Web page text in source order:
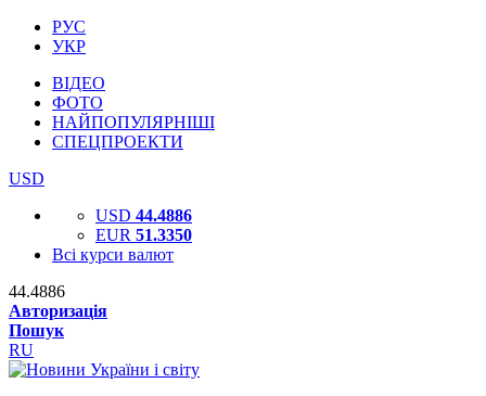
РУС
УКР
ВІДЕО
ФОТО
НАЙПОПУЛЯРНІШІ
СПЕЦПРОЕКТИ
USD
USD 44.4886
EUR 51.3350
Всі курси валют
44.4886
Авторизація
Пошук
RU